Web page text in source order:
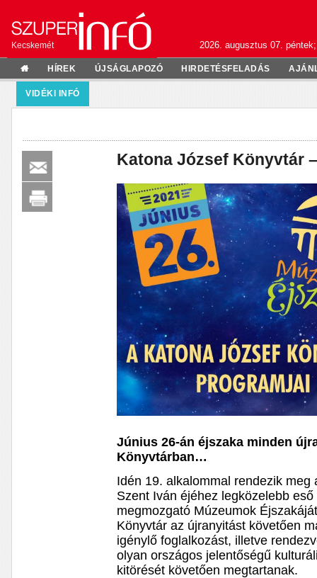
Kecskemét 2026. augusztus 07.
HÍREK ÚJSÁGLAPOZÓ HIRDETÉSFELADÁS
VIDÉKI INFÓ
Katona József Könyvtár
Június 26-án éjszaka minden
Könyvtárban…
Idén 19. alkalommal rendezik
Szent Iván éjéhez legközelebb
megmozgató Múzeumok
Könyvtár az újranyitást követően
igénylő foglalkozást, illetve
olyan országos jelentőségű
kitörését követően megtartanak.